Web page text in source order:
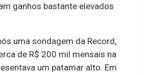
ganhos bastante elevados
uma sondagem da Record,
de R$ 200 mil mensais na
um patamar alto. Em